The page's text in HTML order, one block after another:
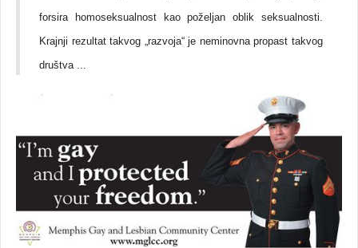
forsira homoseksualnost kao poželjan oblik seksualnosti.
Krajnji rezultat takvog „razvoja“ je neminovna propast takvog
društva ...